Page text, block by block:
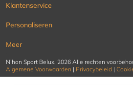
Klantenservice
Personaliseren
Meer
Nihon Sport Belux, 2026 Alle rechten
Algemene Voorwaarden | Privacybeleid |